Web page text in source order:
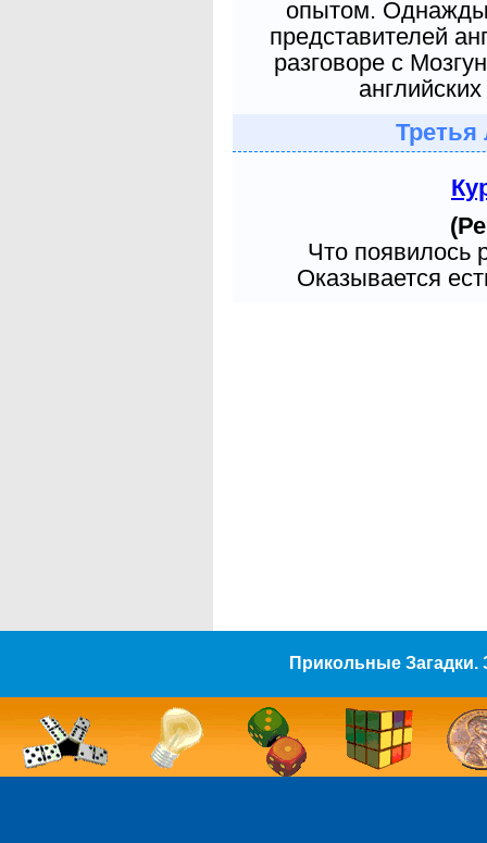
опытом. Однажды
представителей
разговоре с
Третья
Что появилось
Оказывается
Прикольные Загадки.